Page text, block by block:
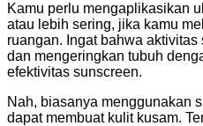
Kamu perlu mengaplikasikan
atau lebih sering, jika kamu
ruangan. Ingat bahwa
dan mengeringkan tubuh
efektivitas sunscreen.
Nah, biasanya menggunakan
dapat membuat kulit kusam.